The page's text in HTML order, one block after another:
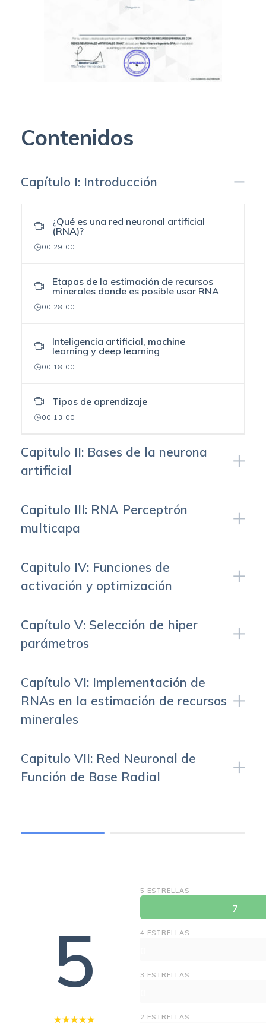
Contenidos
Capítulo I: Introducción
¿Qué es una red neuronal artificial
(RNA)?
00:29:00
Etapas de la estimación de recursos
minerales donde es posible usar RNA
00:28:00
Inteligencia artificial, machine
learning y deep learning
00:18:00
Tipos de aprendizaje
00:13:00
Capitulo II: Bases de la neurona
artificial
Capitulo III: RNA Perceptrón
multicapa
Capitulo IV: Funciones de
activación y optimización
Capítulo V: Selección de hiper
parámetros
Capítulo VI: Implementación de
RNAs en la estimación de recursos
minerales
Capitulo VII: Red Neuronal de
Función de Base Radial
5
5 ESTRELLAS
7
4 ESTRELLAS
3 ESTRELLAS
2 ESTRELLAS